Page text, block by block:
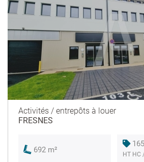
Activités / entrepôts à louer
FRESNES
692 m² HT HC